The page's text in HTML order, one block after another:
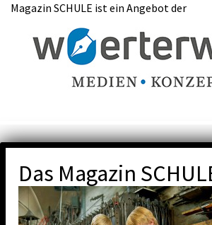
Magazin SCHULE ist ein Angebot der
Das Magazin